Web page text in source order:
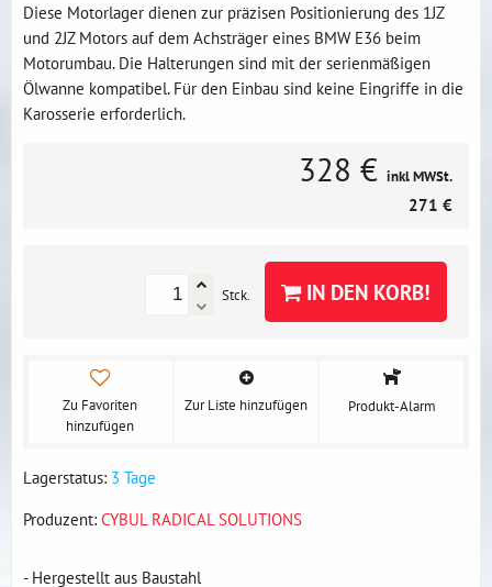
Diese Motorlager dienen zur präzisen Positionierung des 1JZ
und 2JZ Motors auf dem Achsträger eines BMW E36 beim
Motorumbau. Die Halterungen sind mit der serienmäßigen
Ölwanne kompatibel. Für den Einbau sind keine Eingriffe in die
Karosserie erforderlich.
328 € inkl MWSt.
271 €
Stck. IN DEN KORB!
Zu Favoriten
hinzufügen
Zur Liste hinzufügen Produkt-Alarm
Lagerstatus: 3 Tage
Produzent: CYBUL RADICAL SOLUTIONS
- Hergestellt aus Baustahl